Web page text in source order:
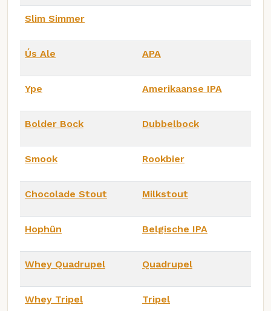
Slim Simmer
Ús Ale APA
Ype Amerikaanse IPA
Bolder Bock Dubbelbock
Smook Rookbier
Chocolade Stout Milkstout
Hophûn Belgische IPA
Whey Quadrupel Quadrupel
Whey Tripel Tripel